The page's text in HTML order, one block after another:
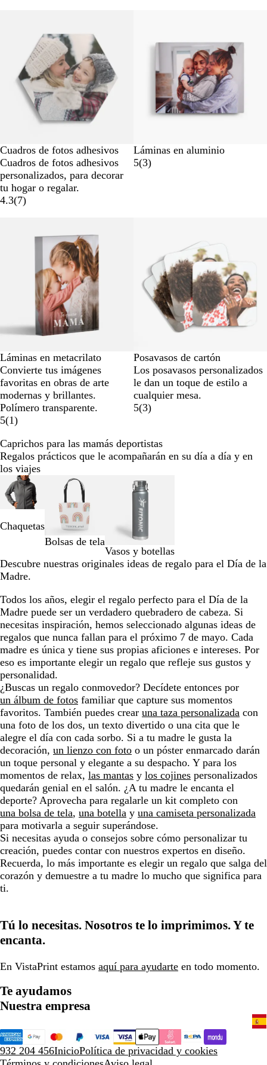
Cuadros de fotos adhesivos
Cuadros de fotos adhesivos
personalizados, para decorar
tu hogar o regalar.
4.3(7)
Láminas en aluminio
5(3)
Láminas en metacrilato
Convierte tus imágenes
favoritas en obras de arte
modernas y brillantes.
Polímero transparente.
5(1)
Posavasos de cartón
Los posavasos personalizados
le dan un toque de estilo a
cualquier mesa.
5(3)
Caprichos para las mamás deportistas
Regalos prácticos que le acompañarán en su día a día y en
los viajes
Chaquetas
Bolsas de tela
Vasos y botellas
Diapositivas
de
a
de
un
total
de
3
Descubre nuestras originales ideas de regalo para el Día de la
Madre.
Todos los años, elegir el regalo perfecto para el Día de la
Madre puede ser un verdadero quebradero de cabeza. Si
necesitas inspiración, hemos seleccionado algunas ideas de
regalos que nunca fallan para el próximo 7 de mayo. Cada
madre es única y tiene sus propias aficiones e intereses. Por
eso es importante elegir un regalo que refleje sus gustos y
personalidad.
¿Buscas un regalo conmovedor? Decídete entonces por
un álbum de fotos familiar que capture sus momentos
favoritos. También puedes crear una taza personalizada con
una foto de los dos, un texto divertido o una cita que le
alegre el día con cada sorbo. Si a tu madre le gusta la
decoración, un lienzo con foto o un póster enmarcado darán
un toque personal y elegante a su despacho. Y para los
momentos de relax, las mantas y los cojines personalizados
quedarán genial en el salón. ¿A tu madre le encanta el
deporte? Aprovecha para regalarle un kit completo con
una bolsa de tela, una botella y una camiseta personalizada
para motivarla a seguir superándose.
Si necesitas ayuda o consejos sobre cómo personalizar tu
creación, puedes contar con nuestros expertos en diseño.
Recuerda, lo más importante es elegir un regalo que salga del
corazón y demuestre a tu madre lo mucho que significa para
ti.
Tú lo necesitas. Nosotros te lo imprimimos. Y te
encanta.
En VistaPrint estamos aquí para ayudarte en todo momento.
Te ayudamos
Nuestra empresa
932 204 456InicioPolítica de privacidad y cookies